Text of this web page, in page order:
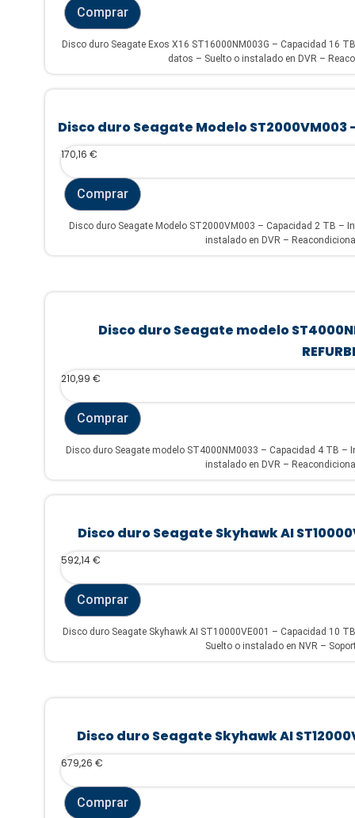
Comprar
Disco duro Seagate Exos X16 ST16000NM003G – Capacidad 16
datos – Suelto o instalado en DVR –
Disco duro Seagate Modelo ST2000VM003
170,16 €
Comprar
Disco duro Seagate Modelo ST2000VM003 – Capacidad 2 TB –
instalado en DVR –
Disco duro Seagate modelo
210,99 €
Comprar
Disco duro Seagate modelo ST4000NM0033 – Capacidad 4 TB
instalado en DVR –
Disco duro Seagate Skyhawk AI
592,14€
Comprar
Disco duro Seagate Skyhawk AI ST10000VE001 – Capacidad 10
Suelto o instalado en NVR –
Disco duro Seagate Skyhawk AI
679,26 €
Comprar